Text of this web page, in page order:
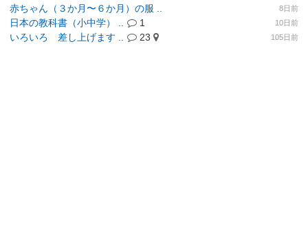
赤ちゃん（３か月〜６か月）の服 .. 8日前
日本の教科書（小中学） .. 1 10日前
いろいろ 差し上げます .. 23 105日前